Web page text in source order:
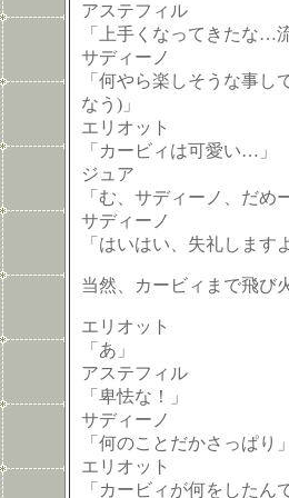
アステフィル
「上手くなってきたな…
サディーノ
「何やら楽しそうな事
なう)」
エリオット
「カービィは可愛い…」
ジュア
「む、サディーノ、だめ
サディーノ
「はいはい、失礼します
当然、カービィまで飛び
エリオット
「あ」
アステフィル
「卑怯な！」
サディーノ
「何のことだかさっぱり
エリオット
「カービィが何をした